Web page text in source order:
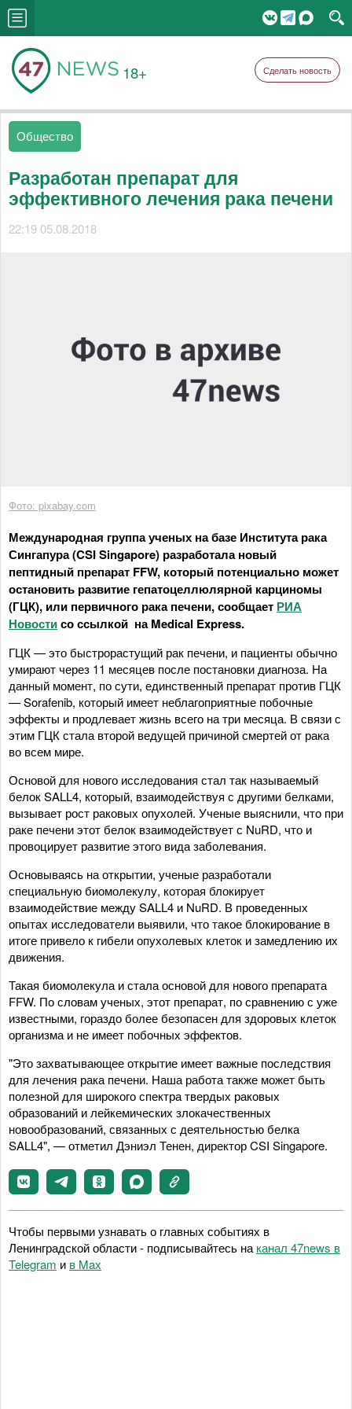
18+ Сделать новость
Общество
Разработан препарат для
эффективного лечения рака печени
22:19 05.08.2018
Фото: pixabay.com
Международная группа ученых на базе Института рака
Сингапура (CSI Singapore) разработала новый
пептидный препарат FFW, который потенциально может
остановить развитие гепатоцеллюлярной карциномы
(ГЦК), или первичного рака печени, сообщает РИА
Новостисо ссылкой на Medical Express.
ГЦК — это быстрорастущий рак печени, и пациенты обычно
умирают через 11 месяцев после постановки диагноза. На
данный момент, по сути, единственный препарат против ГЦК
— Sorafenib, который имеет неблагоприятные побочные
эффекты и продлевает жизнь всего на три месяца. В связи с
этим ГЦК стала второй ведущей причиной смертей от рака
во всем мире.
Основой для нового исследования стал так называемый
белок SALL4, который, взаимодействуя с другими белками,
вызывает рост раковых опухолей. Ученые выяснили, что при
раке печени этот белок взаимодействует с NuRD, что и
провоцирует развитие этого вида заболевания.
Основываясь на открытии, ученые разработали
специальную биомолекулу, которая блокирует
взаимодействие между SALL4 и NuRD. В проведенных
опытах исследователи выявили, что такое блокирование в
итоге привело к гибели опухолевых клеток и замедлению их
движения.
Такая биомолекула и стала основой для нового препарата
FFW. По словам ученых, этот препарат, по сравнению с уже
известными, гораздо более безопасен для здоровых клеток
организма и не имеет побочных эффектов.
"Это захватывающее открытие имеет важные последствия
для лечения рака печени. Наша работа также может быть
полезной для широкого спектра твердых раковых
образований и лейкемических злокачественных
новообразований, связанных с деятельностью белка
SALL4", — отметил Дэниэл Тенен, директор CSI Singapore.
Чтобы первыми узнавать о главных событиях в
Ленинградской области - подписывайтесь на канал 47news в
Telegram и в Maх